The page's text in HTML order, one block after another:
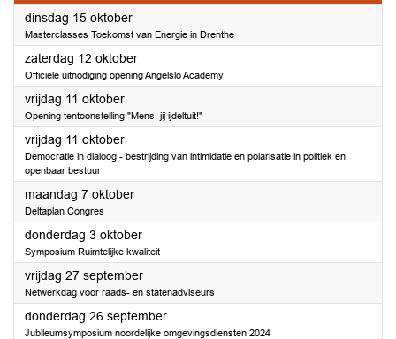
dinsdag 15 oktober2024
Masterclasses Toekomst van Energie in Drenthe
zaterdag 12 oktober2024
Officiële uitnodiging opening Angelslo Academy
vrijdag 11 oktober2024
Opening tentoonstelling "Mens, jij ijdeltuit!"
vrijdag 11 oktober2024
Democratie in dialoog - bestrijding van intimidatie en polarisatie in politiek en
openbaar bestuur
maandag 7 oktober2024
Deltaplan Congres
donderdag 3 oktober2024
Symposium Ruimtelijke kwaliteit
vrijdag 27 september2024
Netwerkdag voor raads- en statenadviseurs
donderdag 26 september2024
Jubileumsymposium noordelijke omgevingsdiensten 2024